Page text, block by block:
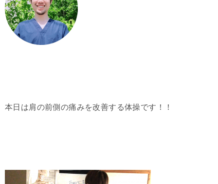
本日は肩の前側の痛みを改善する体操です！！